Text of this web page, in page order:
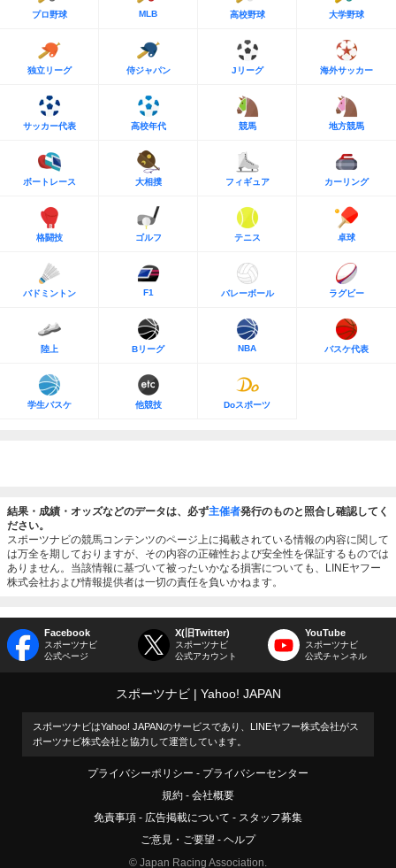
プロ野球 MLB 高校野球 大学野球
独立リーグ 侍ジャパン Jリーグ 海外サッカー
サッカー代表 高校年代 競馬 地方競馬
ボートレース 大相撲 フィギュア カーリング
格闘技 ゴルフ テニス 卓球
バドミントン F1 バレーボール ラグビー
陸上 Bリーグ NBA バスケ代表
学生バスケ 他競技 Doスポーツ
結果・成績・オッズなどのデータは、必ず主催者発行のものと照合し確認してく
ださい。
スポーツナビの競馬コンテンツのページ上に掲載されている情報の内容に関して
は万全を期しておりますが、その内容の正確性および安全性を保証するものでは
ありません。当該情報に基づいて被ったいかなる損害についても、LINEヤフー
株式会社および情報提供者は一切の責任を負いかねます。
Facebook
スポーツナビ
公式ページ
X(旧Twitter)
スポーツナビ
公式アカウント
YouTube
スポーツナビ
公式チャンネル
スポーツナビ Yahoo! JAPAN
スポーツナビはYahoo! JAPANのサービスであり、LINEヤフー株式会社がス
ポーツナビ株式会社と協力して運営しています。
プライバシーポリシー
プライバシーセンター
規約
会社概要
免責事項
広告掲載について
スタッフ募集
ご意見・ご要望
ヘルプ
© Japan Racing Association.